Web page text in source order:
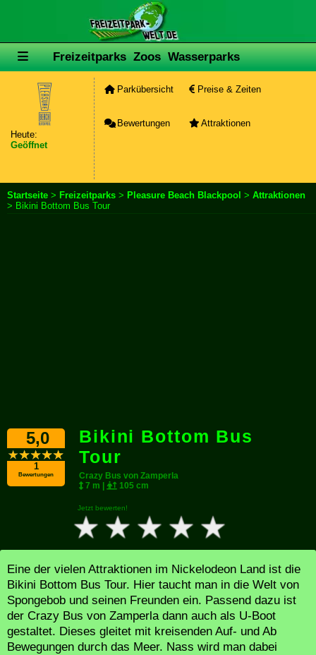
Freizeitparks Zoos Wasserparks
Heute:
Geöffnet
Parkübersicht Preise & Zeiten
Bewertungen Attraktionen
Startseite > Freizeitparks > Pleasure Beach Blackpool > Attraktionen
> Bikini Bottom Bus Tour
5,0
1
Bewertungen
Bikini Bottom Bus
Tour
Crazy Bus von Zamperla
7 m |
105 cm
Jetzt bewerten!
Eine der vielen Attraktionen im Nickelodeon Land ist die
Bikini Bottom Bus Tour. Hier taucht man in die Welt von
Spongebob und seinen Freunden ein. Passend dazu ist
der Crazy Bus von Zamperla dann auch als U-Boot
gestaltet. Dieses gleitet mit kreisenden Auf- und Ab
Bewegungen durch das Meer. Nass wird man dabei